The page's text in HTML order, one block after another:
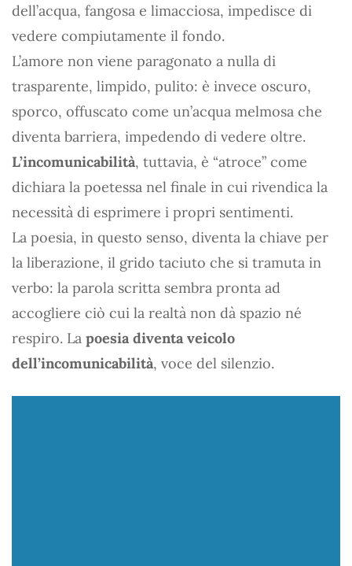
dell’acqua, fangosa e limacciosa, impedisce di
vedere compiutamente il fondo.
L’amore non viene paragonato a nulla di
trasparente, limpido, pulito: è invece oscuro,
sporco, offuscato come un’acqua melmosa che
diventa barriera, impedendo di vedere oltre.
L’incomunicabilità, tuttavia, è “atroce” come
dichiara la poetessa nel finale in cui rivendica la
necessità di esprimere i propri sentimenti.
La poesia, in questo senso, diventa la chiave per
la liberazione, il grido taciuto che si tramuta in
verbo: la parola scritta sembra pronta ad
accogliere ciò cui la realtà non dà spazio né
respiro. La poesia diventa veicolo
dell’incomunicabilità, voce del silenzio.